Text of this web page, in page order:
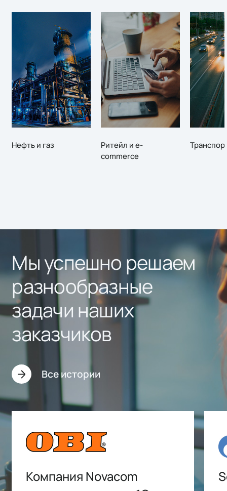
Нефть и газ
Ритейл и e-
commerce
Мы успешно решаем
разнообразные
задачи наших
заказчиков
Все истории
Компания Novacom